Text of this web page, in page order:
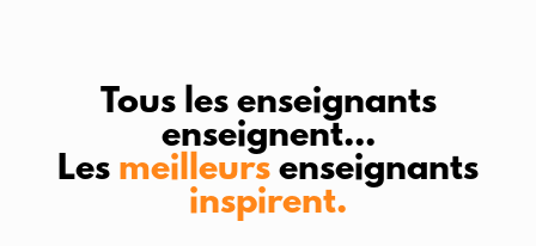
Tous les enseignants
enseignent...
Les meilleurs enseignants
inspirent.